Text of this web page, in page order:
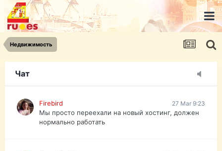
Недвижимость
Чат
urist.dokument@gmail.com
https://pasport-ua.com/
Телеграмм @uristpassua
Firebird
Друзья - из России без VPN сайт и форум
Firebird 27 Mar 9:23
Мы просто переехали на новый хостинг, должен
нормально работать